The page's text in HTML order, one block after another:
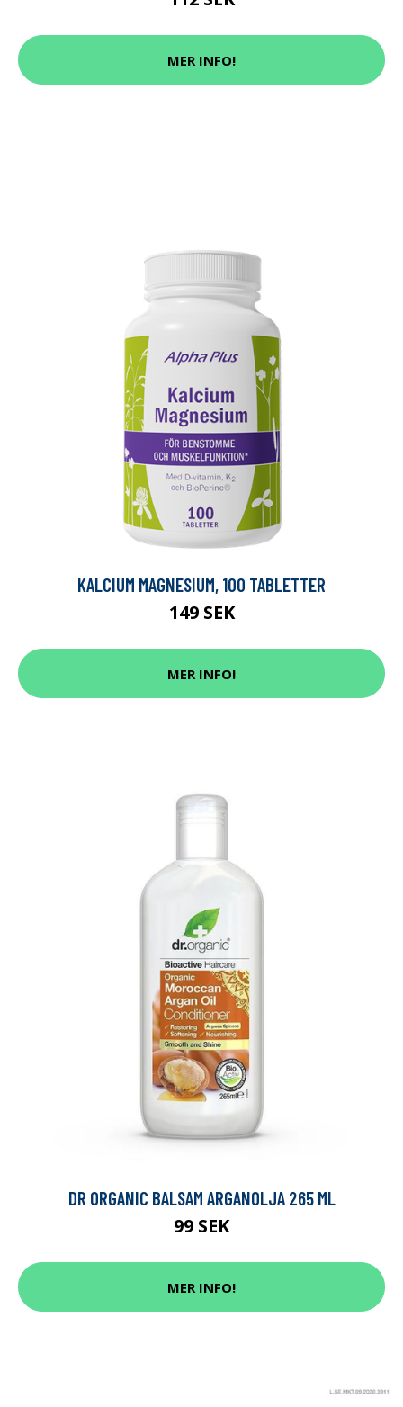
MER INFO!
KALCIUM MAGNESIUM, 100 TABLETTER
149 SEK
MER INFO!
DR ORGANIC BALSAM ARGANOLJA 265 ML
99 SEK
MER INFO!